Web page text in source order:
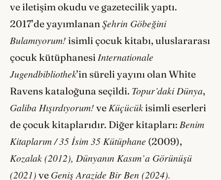
ve iletişim okudu ve gazetecilik yaptı.
2017’de yayımlanan Şehrin Göbeğini
Bulamıyorum! isimli çocuk kitabı, uluslararası
çocuk kütüphanesi Internationale
Jugendbibliothek’in süreli yayını olan White
Ravens kataloğuna seçildi. Topur’daki Dünya,
Galiba Hışırdıyorum! ve Küçücük isimli eserleri
de çocuk kitaplarıdır. Diğer kitapları: Benim
Kitaplarım / 35 İsim 35 Kütüphane (2009),
Kozalak (2012), Dünyanın Kasım’a Görünüşü
(2021) ve Geniş Arazide Bir Ben (2024).